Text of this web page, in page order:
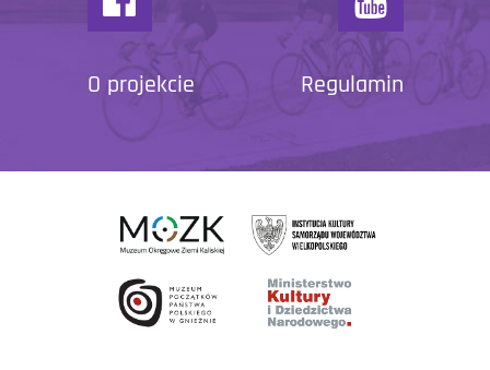
O projekcie Regulamin